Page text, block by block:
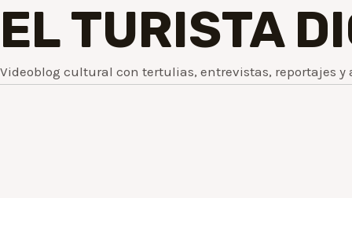
EL TURISTA
Videoblog cultural con tertulias, entrevistas, reportajes y